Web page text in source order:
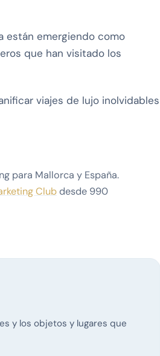
están emergiendo como
que han visitado los
viajes de lujo inolvidables
para Mallorca y España.
Clubdesde 990
y los objetos y lugares que